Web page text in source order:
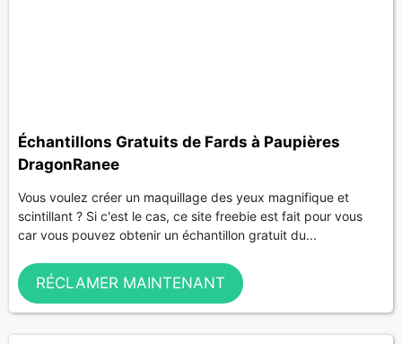
Échantillons Gratuits de Fards à Paupières
DragonRanee
Vous voulez créer un maquillage des yeux magnifique et
scintillant ? Si c'est le cas, ce site freebie est fait pour vous
car vous pouvez obtenir un échantillon gratuit du...
RÉCLAMER MAINTENANT